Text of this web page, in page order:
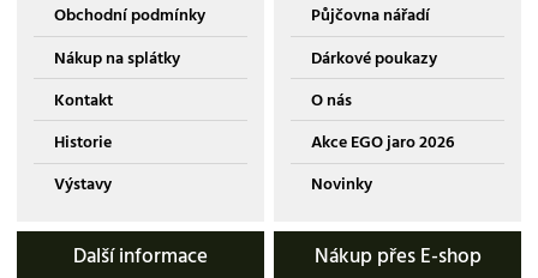
Obchodní podmínky
Nákup na splátky
Kontakt
Historie
Výstavy
Půjčovna nářadí
Dárkové poukazy
O nás
Akce EGO jaro 2026
Novinky
Další informace Nákup přes E-shop